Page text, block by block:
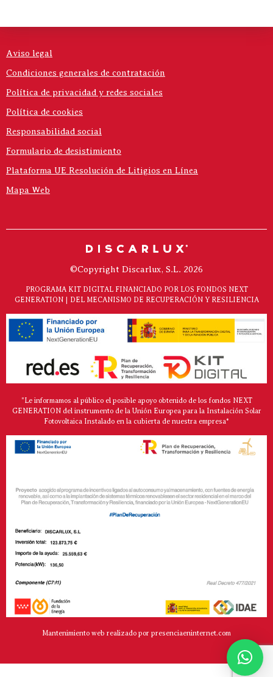
Aviso legal
Condiciones generales de contratación
Política de privacidad y redes sociales
Política de cookies
Responsabilidad social
Formulario de desistimiento
Plataforma UE Resolución de Litigios en Línea
Mapa Web
©Copyright Discarlux, S.L. 2026
PROGRAMA KIT DIGITAL FINANCIADO POR LOS FONDOS NEXT
GENERATION | DEL MECANISMO DE RECUPERACIÓN Y RESILIENCIA
"Le informamos al público el posible apoyo obtenido de los fondos NEXT
GENERATION del instrumento de la Unión Europea para la Instalación Solar
Fotovoltaica Instalado en la cubierta de nuestra empresa*
Mantenimiento web realizado por presenciaeninternet.com